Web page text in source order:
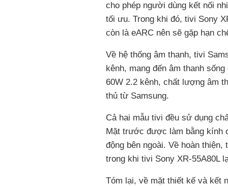
cho phép người dùng kết nối
tối ưu. Trong khi đó, tivi Sony
còn là eARC nên sẽ gặp hạn
Về hệ thống âm thanh, tivi
kênh, mang đến âm thanh
60W 2.2 kênh, chất lượng âm
thủ từ Samsung.
Cả hai mẫu tivi đều sử dụng
Mặt trước được làm bằng kính
động bên ngoài. Về hoàn
trong khi tivi Sony XR-55A80L
Tóm lại, về mặt thiết kế và kết